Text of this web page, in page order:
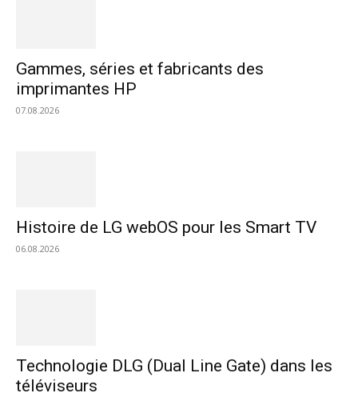
Gammes, séries et fabricants des
imprimantes HP
07.08.2026
Histoire de LG webOS pour les Smart TV
06.08.2026
Technologie DLG (Dual Line Gate) dans les
téléviseurs